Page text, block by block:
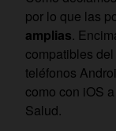
por lo que las
amplias.
compatibles
teléfonos
como con iOS
Salud.